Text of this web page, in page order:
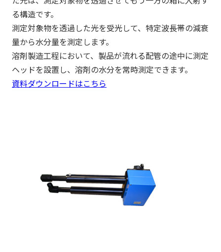
る構造です。
測定対象物を透過した光を受光して、特定波長帯の減衰
量から水分量を測定します。
溶剤製造工程において、製品が流れる配管の途中に測定
ヘッドを設置し、溶剤の水分を常時測定できます。
資料ダウンロードはこちら